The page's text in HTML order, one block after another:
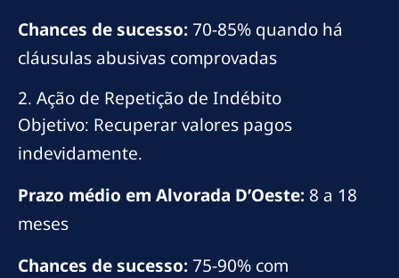
Chances de sucesso: 70-85% quando há
cláusulas abusivas comprovadas
2. Ação de Repetição de Indébito
Objetivo: Recuperar valores pagos
indevidamente.
Prazo médio em Alvorada D’Oeste: 8 a 18
meses
Chances de sucesso: 75-90% com